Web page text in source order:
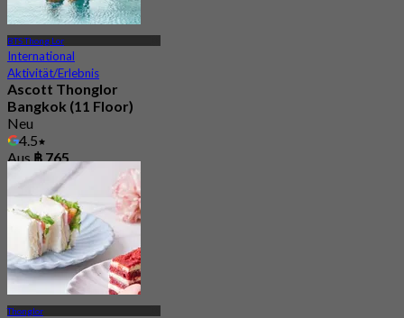
BTS Thong Lor
International
Aktivität/Erlebnis
Ascott Thonglor
Bangkok (11 Floor)
Neu
4.5
Aus฿ 765
Thonglor